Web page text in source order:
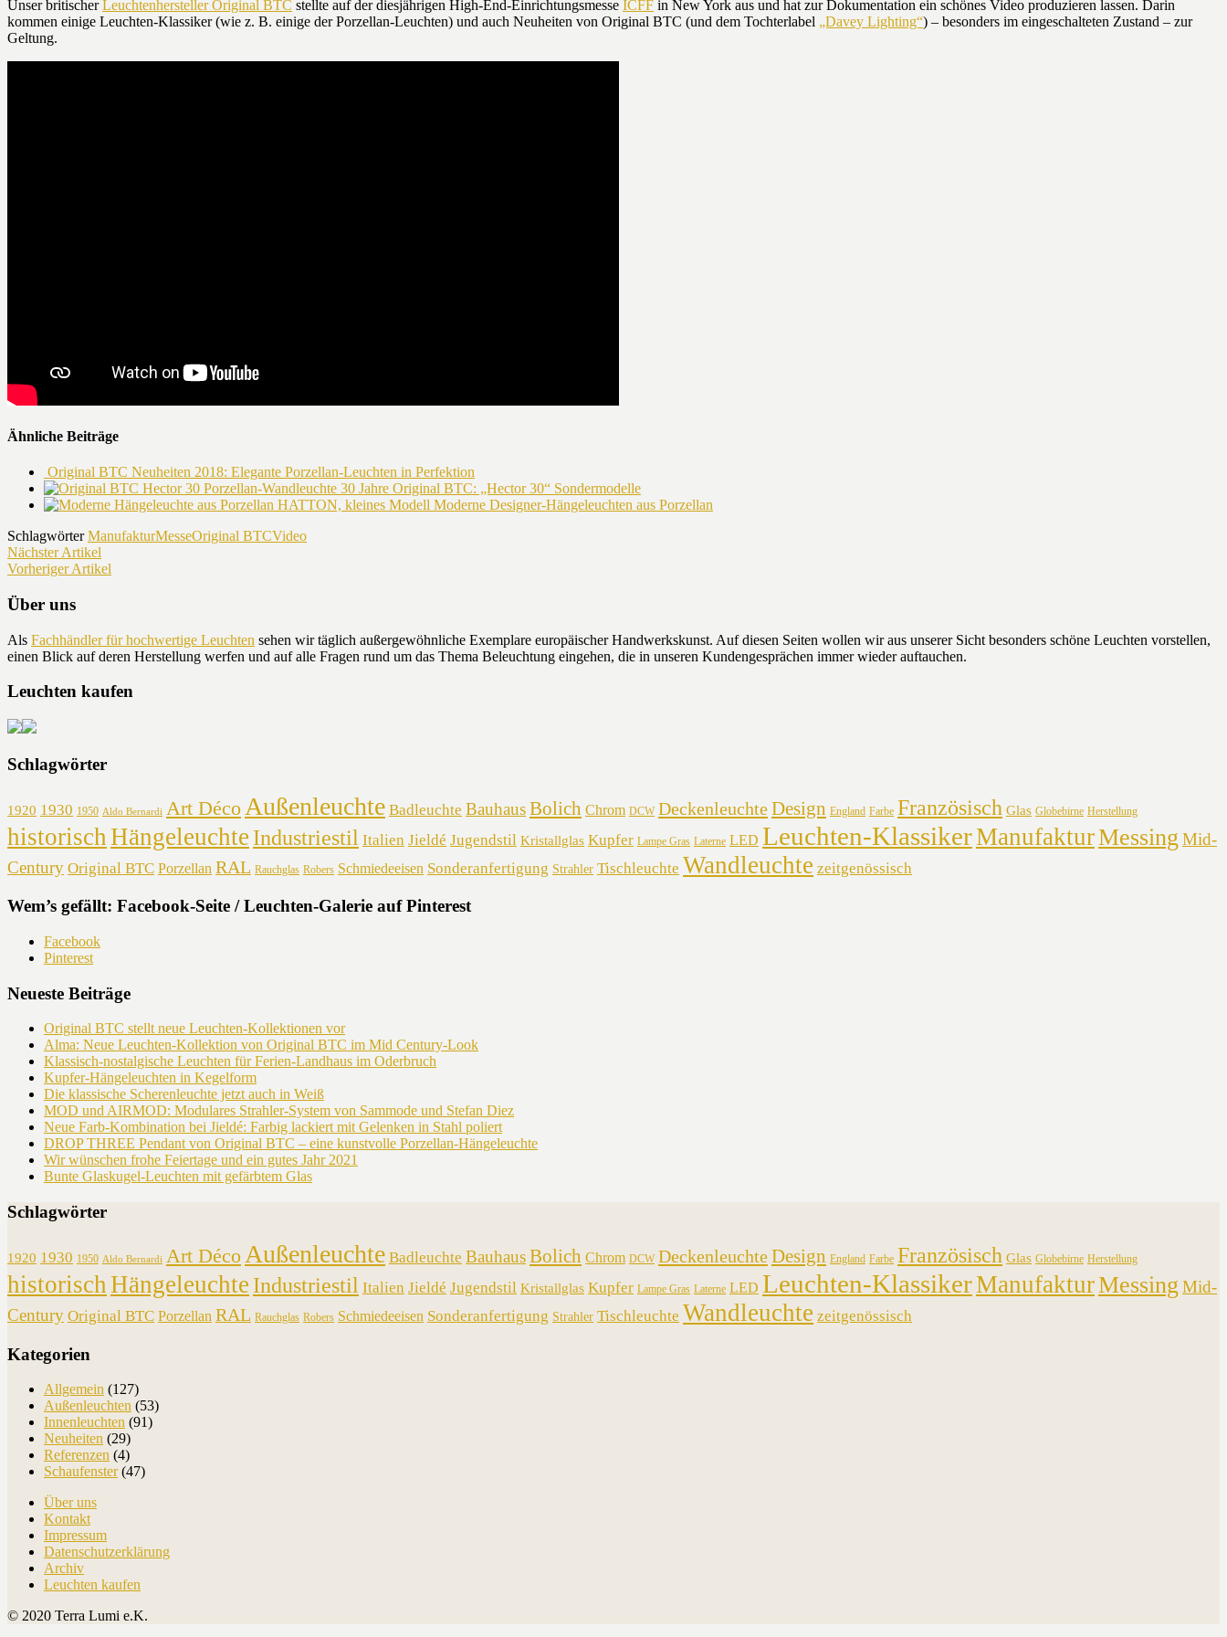
Unser britischerLeuchtenhersteller Original BTC stellte auf der diesjährigen High-End-Einrichtungsmesse ICFF in New York aus und hat zur Dokumentation ein schönes Video produzieren lassen. Darin
kommen einige Leuchten-Klassiker (wie z. B. einige der Porzellan-Leuchten) und auch Neuheiten von Original BTC (und dem Tochterlabel „Davey Lighting“) – besonders im eingeschalteten Zustand – zur
Geltung.
Ähnliche Beiträge
Original BTC Neuheiten 2018: Elegante Porzellan-Leuchten in Perfektion
30 Jahre Original BTC: „Hector 30“ Sondermodelle
Moderne Designer-Hängeleuchten aus Porzellan
Schlagwörter ManufakturMesseOriginal BTCVideo
Nächster Artikel
Vorheriger Artikel
Über uns
Als Fachhändler für hochwertige Leuchten sehen wir täglich außergewöhnliche Exemplare europäischer Handwerkskunst. Auf diesen Seiten wollen wir aus unserer Sicht besonders schöne Leuchten vorstellen,
einen Blick auf deren Herstellung werfen und auf alle Fragen rund um das Thema Beleuchtung eingehen, die in unseren Kundengesprächen immer wieder auftauchen.
Leuchten kaufen
Schlagwörter
1920 1930 1950 Aldo Bernardi Art Déco Außenleuchte Badleuchte BauhausBolich Chrom DCW DeckenleuchteDesign England Farbe Französisch Glas Globebirne Herstellung
historisch Hängeleuchte Industriestil Italien Jieldé Jugendstil Kristallglas Kupfer Lampe Gras Laterne LED Leuchten-KlassikerManufakturMessing Mid-
Century Original BTC Porzellan RAL Rauchglas Robers Schmiedeeisen Sonderanfertigung Strahler Tischleuchte Wandleuchte zeitgenössisch
Wem’s gefällt: Facebook-Seite / Leuchten-Galerie auf Pinterest
Facebook
Pinterest
Neueste Beiträge
Original BTC stellt neue Leuchten-Kollektionen vor
Alma: Neue Leuchten-Kollektion von Original BTC im Mid Century-Look
Klassisch-nostalgische Leuchten für Ferien-Landhaus im Oderbruch
Kupfer-Hängeleuchten in Kegelform
Die klassische Scherenleuchte jetzt auch in Weiß
MOD und AIRMOD: Modulares Strahler-System von Sammode und Stefan Diez
Neue Farb-Kombination bei Jieldé: Farbig lackiert mit Gelenken in Stahl poliert
DROP THREE Pendant von Original BTC – eine kunstvolle Porzellan-Hängeleuchte
Wir wünschen frohe Feiertage und ein gutes Jahr 2021
Bunte Glaskugel-Leuchten mit gefärbtem Glas
Schlagwörter
1920 1930 1950 Aldo Bernardi Art Déco Außenleuchte Badleuchte BauhausBolich Chrom DCW DeckenleuchteDesign England Farbe Französisch Glas Globebirne Herstellung
historisch Hängeleuchte Industriestil Italien Jieldé Jugendstil Kristallglas Kupfer Lampe Gras Laterne LED Leuchten-KlassikerManufakturMessing Mid-
Century Original BTC Porzellan RAL Rauchglas Robers Schmiedeeisen Sonderanfertigung Strahler Tischleuchte Wandleuchte zeitgenössisch
Kategorien
Allgemein (127)
Außenleuchten (53)
Innenleuchten (91)
Neuheiten (29)
Referenzen (4)
Schaufenster(47)
Über uns
Kontakt
Impressum
Datenschutzerklärung
Archiv
Leuchten kaufen
© 2020 Terra Lumi e.K.